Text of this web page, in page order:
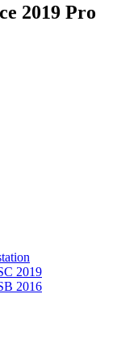
2019 Pro
2019
2016